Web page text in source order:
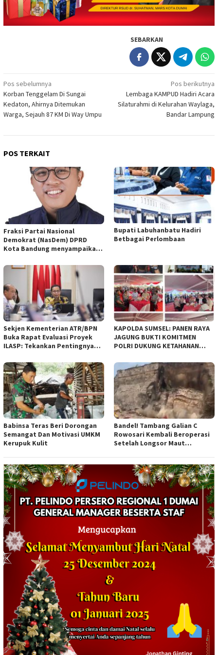
SEBARKAN
Navigasi
pos
Pos sebelumnya
Korban Tenggelam Di Sungai
Kedaton, Ahirnya Ditemukan
Warga, Sejauh 87 KM Di Way Umpu
Pos berikutnya
Lembaga KAMPUD Hadiri Acara
Silaturahmi di Kelurahan Waylaga,
Bandar Lampung
POS TERKAIT
Fraksi Partai Nasional
Demokrat (NasDem) DPRD
Kota Bandung menyampaikan
empat Rancangan Peraturan
Daerah (Raperda) yang
diajukan Pemerintah Kota
Bandung
Bupati Labuhanbatu Hadiri
Betbagai Perlombaan
Sekjen Kementerian ATR/BPN
Buka Rapat Evaluasi Proyek
ILASP: Tekankan Pentingnya
Anggaran
KAPOLDA SUMSEL: PANEN RAYA
JAGUNG BUKTI KOMITMEN
POLRI DUKUNG KETAHANAN
Babinsa Teras Beri Dorongan
Semangat Dan Motivasi UMKM
Kerupuk Kulit
Bandel! Tambang Galian C
Rowosari Kembali Beroperasi
Setelah Longsor Maut